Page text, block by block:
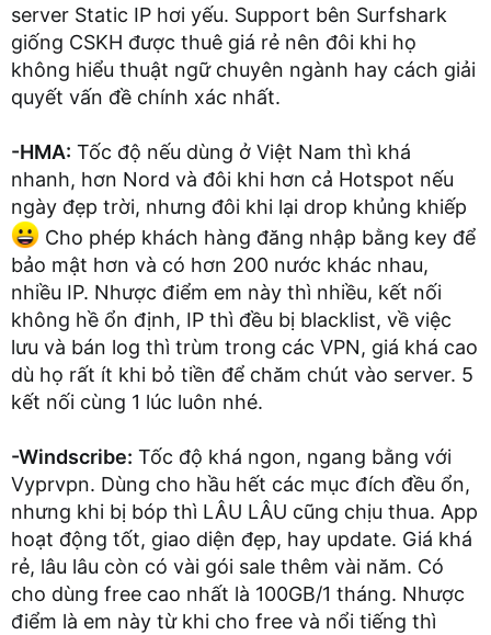
server Static IP hơi yếu. Support bên Surfshark
giống CSKH được thuê giá rẻ nên đôi khi họ
không hiểu thuật ngữ chuyên ngành hay cách giải
quyết vấn đề chính xác nhất.
-HMA: Tốc độ nếu dùng ở Việt Nam thì khá
nhanh, hơn Nord và đôi khi hơn cả Hotspot nếu
ngày đẹp trời, nhưng đôi khi lại drop khủng khiếp
Cho phép khách hàng đăng nhập bằng key để
bảo mật hơn và có hơn 200 nước khác nhau,
nhiều IP. Nhược điểm em này thì nhiều, kết nối
không hề ổn định, IP thì đều bị blacklist, về việc
lưu và bán log thì trùm trong các VPN, giá khá cao
dù họ rất ít khi bỏ tiền để chăm chút vào server. 5
kết nối cùng 1 lúc luôn nhé.
-Windscribe: Tốc độ khá ngon, ngang bằng với
Vyprvpn. Dùng cho hầu hết các mục đích đều ổn,
nhưng khi bị bóp thì LÂU LÂU cũng chịu thua. App
hoạt động tốt, giao diện đẹp, hay update. Giá khá
rẻ, lâu lâu còn có vài gói sale thêm vài năm. Có
cho dùng free cao nhất là 100GB/1 tháng. Nhược
điểm là em này từ khi cho free và nổi tiếng thì